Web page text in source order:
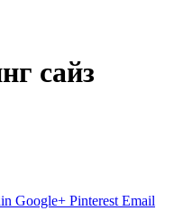
сайз
Google+ Pinterest Email